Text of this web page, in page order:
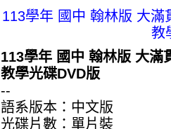
113學年 國中 翰林版 大
教
113學年 國中 翰林版 大滿
教學光碟DVD版
--
語系版本：中文版
光碟片數：單片裝